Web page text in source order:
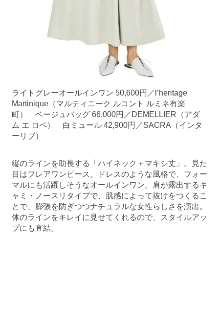
ライトグレーオールインワン 50,600円／l’heritage
Martinique（マルティニーク ルコント ルミネ有楽
町） ベージュバッグ 66,000円／DEMELLIER（アダ
ム エ ロペ） 白ミュール 42,900円／SACRA（インタ
ーリブ）
縦のラインを助長する「ハイネック＋マキシ丈」。見た
目はフレアワンピース。ドレスのような風格で、フォー
マルにも活躍しそうなオールインワン。肩が露出するキ
ャミ・ノースリタイプで、肌感によって抜けをつくるこ
とで、膨張を防ぎつつナチュラルな女性らしさを演出。
体のラインをキレイに見せてくれるので、スタイルアッ
プにも直結。